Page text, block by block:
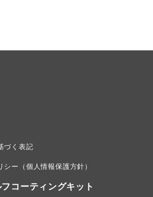
づく表記
シー（個人情報保護方針）
コーティングキット